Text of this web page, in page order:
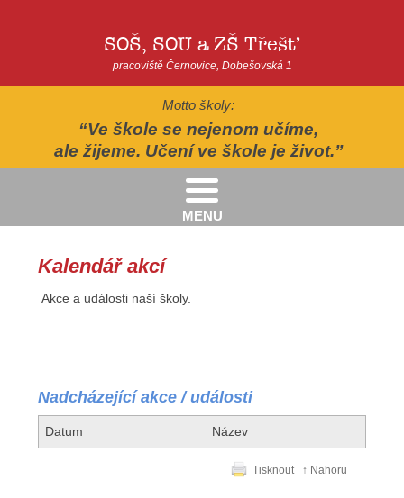
MENU
Motto školy:
Ve škole se nejenom učíme,
ale žijeme. Učení ve škole je život.
SOŠ, SOU a ZŠ Třešť
pracoviště Černovice, Dobešovská 1
Kalendář akcí
Akce a události naší školy.
Nadcházející akce / události
Datum Název
Tisknout ↑ Nahoru